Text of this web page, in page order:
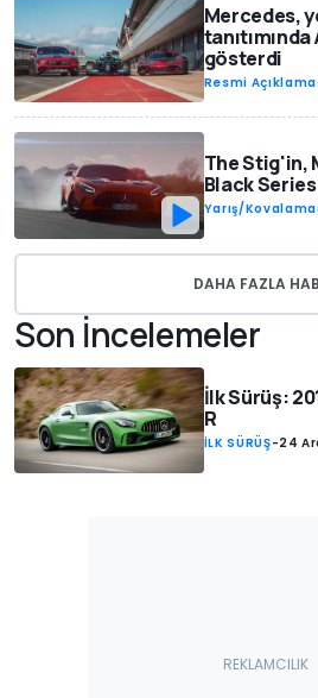
Mercedes,
gösterdi
Resmi Açıklama
The Stig'in,
Black
Yarış/
DAHA FAZLA
Son İncelemeler
İlk Sürüş:
R
İLK SÜRÜŞ-24